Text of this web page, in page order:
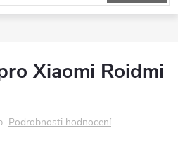
Xiaomi Roidmi
Podrobnosti hodnocení